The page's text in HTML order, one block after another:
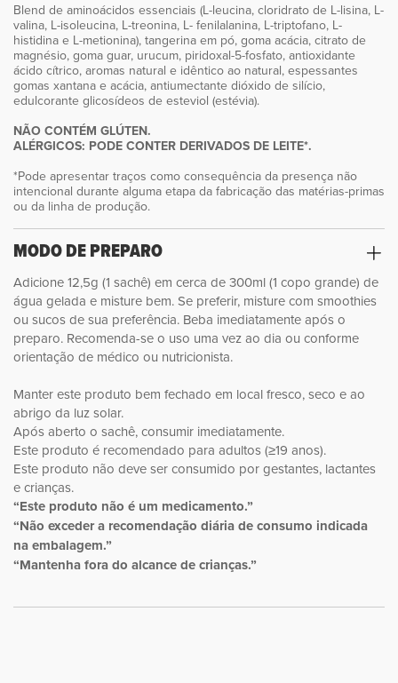
Blend de aminoácidos essenciais (L-leucina, cloridrato de L-lisina, L-
valina, L-isoleucina, L-treonina, L- fenilalanina, L-triptofano, L-
histidina e L-metionina), tangerina em pó, goma acácia, citrato de
magnésio, goma guar, urucum, piridoxal-5-fosfato, antioxidante
ácido cítrico, aromas natural e idêntico ao natural, espessantes
gomas xantana e acácia, antiumectante dióxido de silício,
edulcorante glicosídeos de esteviol (estévia).
NÃO CONTÉM GLÚTEN.
ALÉRGICOS: PODE CONTER DERIVADOS DE LEITE*.
*Pode apresentar traços como consequência da presença não
intencional durante alguma etapa da fabricação das matérias-primas
ou da linha de produção.
MODO DE PREPARO
Adicione 12,5g (1 sachê) em cerca de 300ml (1 copo grande) de
água gelada e misture bem. Se preferir, misture com smoothies
ou sucos de sua preferência. Beba imediatamente após o
preparo. Recomenda-se o uso uma vez ao dia ou conforme
orientação de médico ou nutricionista.
Manter este produto bem fechado em local fresco, seco e ao
abrigo da luz solar.
Após aberto o sachê, consumir imediatamente.
Este produto é recomendado para adultos (≥19 anos).
Este produto não deve ser consumido por gestantes, lactantes
e crianças.
“Este produto não é um medicamento.”
“Não exceder a recomendação diária de consumo indicada
na embalagem.”
“Mantenha fora do alcance de crianças.”